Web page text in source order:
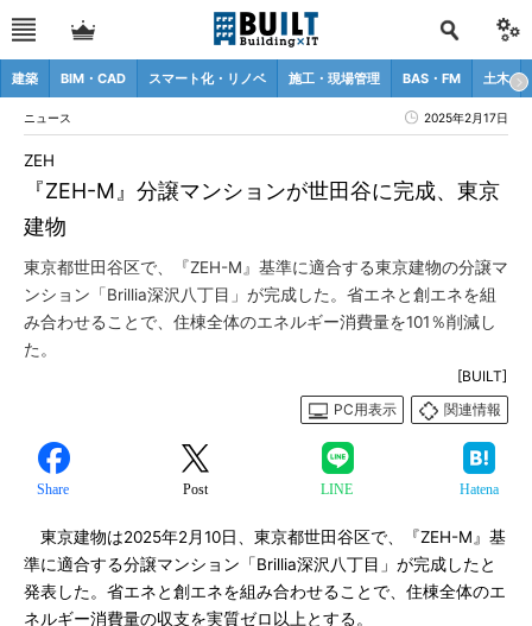
建築 BIM・CAD スマート化・リノベ 施工・現場管理 BAS・FM 土木
ニュース 2025年2月17日
『ZEH-M』分譲マンションが世田谷に完成、東京
建物
ZEH
東京都世田谷区で、『ZEH-M』基準に適合する東京建物の分譲マ
ンション「Brillia深沢八丁目」が完成した。省エネと創エネを組
み合わせることで、住棟全体のエネルギー消費量を101％削減し
た。
[BUILT]
PC用表示
関連情報
Share Post LINE Hatena
東京建物は2025年2月10日、東京都世田谷区で、『ZEH-M』基
準に適合する分譲マンション「Brillia深沢八丁目」が完成したと
発表した。省エネと創エネを組み合わせることで、住棟全体のエ
ネルギー消費量の収支を実質ゼロ以上とする。